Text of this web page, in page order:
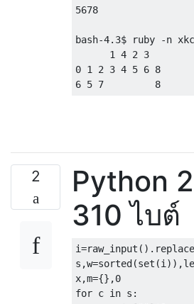
5678
bash-4.3$ ruby -n
      1 4 2 3
0 1 2 3 4 5 6 8
2 Python
310 ไบต์
x,m={},0
for c in s: